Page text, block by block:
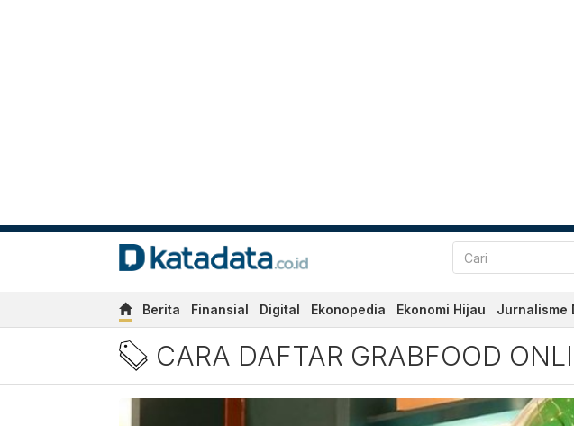
Berita Finansial Digital Ekonopedia Ekonomi Hijau Jurnalisme
Berita Cara Daftar Grabfood Online
CARA DAFTAR GRABFOOD